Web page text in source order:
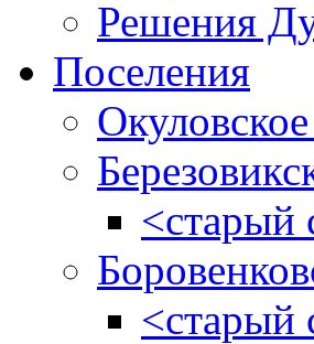
Решения
Поселения
<старый
<старый